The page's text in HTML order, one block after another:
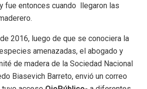
fue entonces cuando llegaron las
2016, luego de que se conociera la
amenazadas, el abogado y
de madera de la Sociedad Nacional
Biasevich Barreto, envió un correo